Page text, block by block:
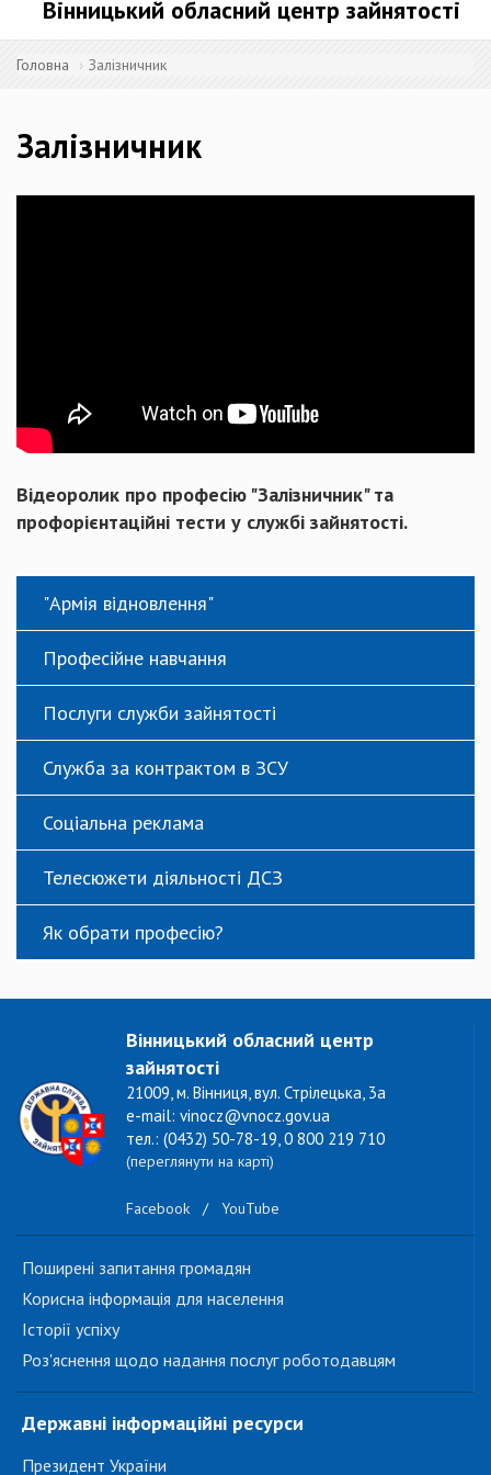
Вінницький обласний центр зайнятості
Головна Залізничник
Залізничник
Відеоролик про професію "Залізничник" та
профорієнтаційні тести у службі зайнятості.
"Армія відновлення"
Професійне навчання
Послуги служби зайнятості
Служба за контрактом в ЗСУ
Соціальна реклама
Телесюжети діяльності ДСЗ
Як обрати професію?
Вінницький обласний центр
зайнятості
21009, м. Вінниця, вул. Стрілецька, 3а
e-mail: vinocz@vnocz.gov.ua
тел.: (0432) 50-78-19, 0 800 219 710
(переглянути на карті)
Facebook / YouTube
Поширені запитання громадян
Корисна інформація для населення
Історії успіху
Роз'яснення щодо надання послуг роботодавцям
Державні інформаційні ресурси
Президент України